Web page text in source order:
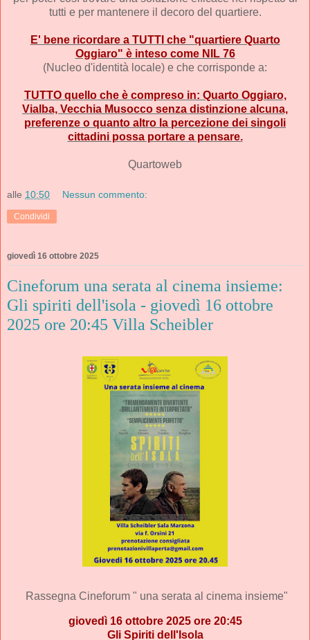
tutti e per mantenere il decoro del quartiere.
E' bene ricordare a TUTTI che "quartiere Quarto
Oggiaro" è inteso come NIL 76
(Nucleo d'identità locale) e che corrisponde a:
TUTTO quello che è compreso in: Quarto Oggiaro,
Vialba, Vecchia Musocco senza distinzione alcuna,
preferenze o quanto altro la percezione dei singoli
cittadini possa portare a pensare.
Quartoweb
alle 10:50 Nessun commento:
Condividi
giovedì 16 ottobre 2025
Cineforum una serata al cinema insieme:
Gli spiriti dell'isola - giovedì 16 ottobre
2025 ore 20:45 Villa Scheibler
Rassegna Cineforum " una serata al cinema insieme"
giovedì 16 ottobre 2025 ore 20:45
Gli Spiriti dell'Isola